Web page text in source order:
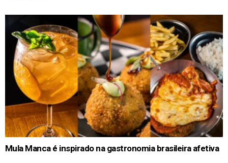
Mula Manca é inspirado na gastronomia brasileira afetiva